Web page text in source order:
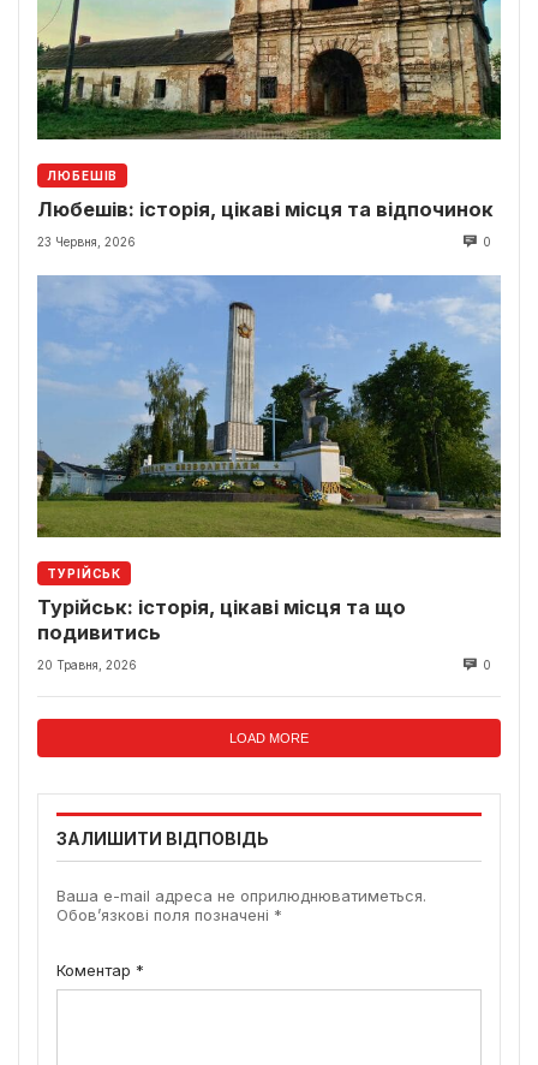
ЛЮБЕШІВ
Любешів: історія, цікаві місця та відпочинок
23 Червня, 2026 0
ТУРІЙСЬК
Турійськ: історія, цікаві місця та що
подивитись
20 Травня, 2026 0
LOAD MORE
ЗАЛИШИТИ ВІДПОВІДЬ
Ваша e-mail адреса не оприлюднюватиметься.
Обов’язкові поля позначені *
Коментар *